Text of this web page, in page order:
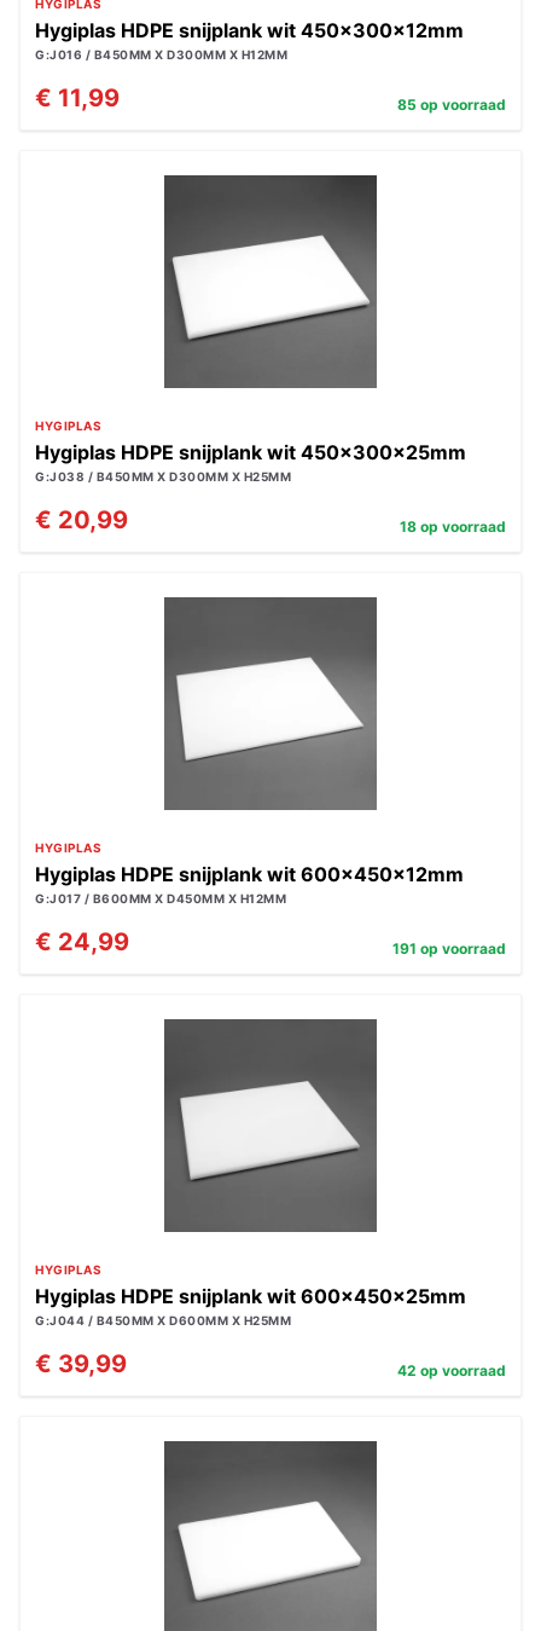
HYGIPLAS
Hygiplas HDPE snijplank wit 450x300x12mm
G:J016 / B450MM X D300MM X H12MM
€ 11,99 85 op voorraad
HYGIPLAS
Hygiplas HDPE snijplank wit 450x300x25mm
G:J038 / B450MM X D300MM X H25MM
€ 20,99 18 op voorraad
HYGIPLAS
Hygiplas HDPE snijplank wit 600x450x12mm
G:J017 / B600MM X D450MM X H12MM
€ 24,99 191 op voorraad
HYGIPLAS
Hygiplas HDPE snijplank wit 600x450x25mm
G:J044 / B450MM X D600MM X H25MM
€ 39,99 42 op voorraad